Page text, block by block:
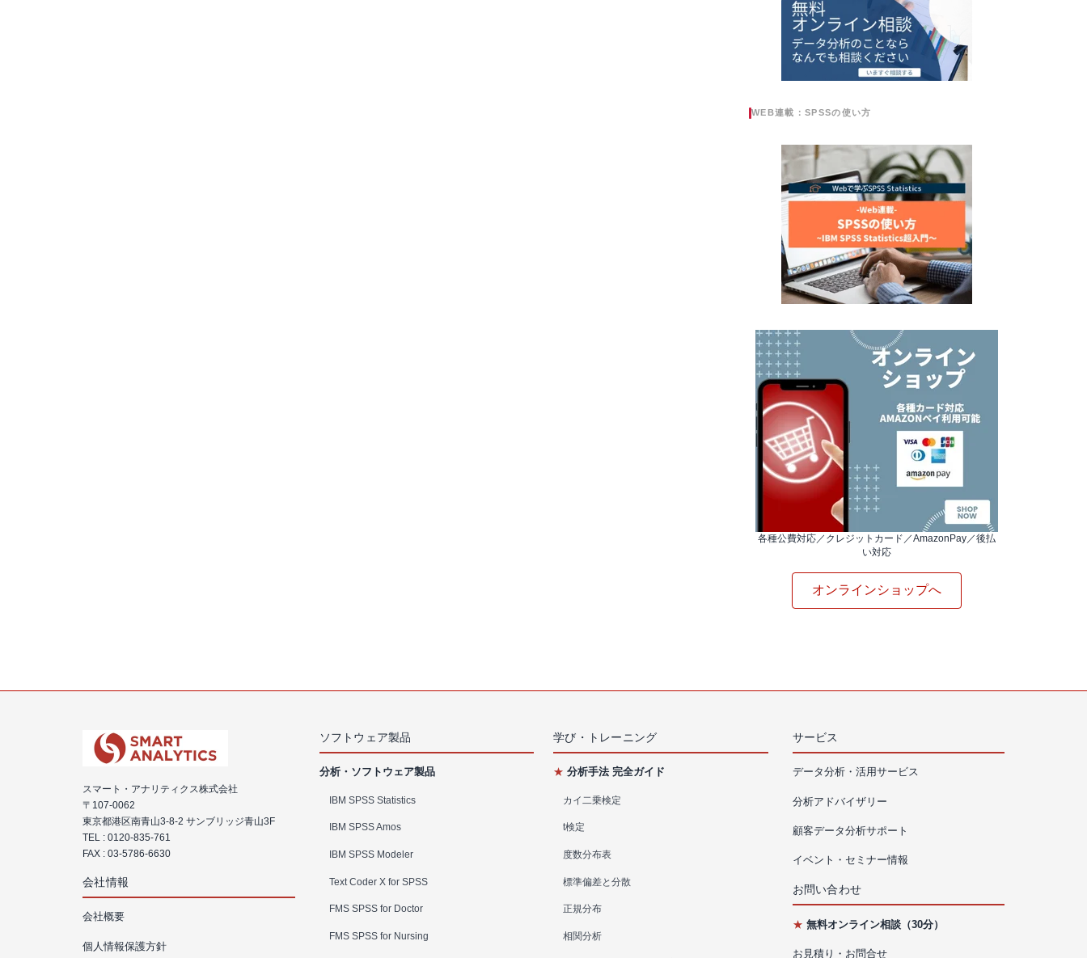
WEB連載：SPSSの使い方
各種公費対応／クレジットカード／AmazonPay／後払
い対応
オンラインショップへ
スマート・アナリティクス株式会社
〒107-0062
東京都港区南青山3-8-2 サンブリッジ青山3F
TEL : 0120-835-761
FAX : 03-5786-6630
会社情報
会社概要
個人情報保護方針
ソフトウェア製品
分析・ソフトウェア製品
IBM SPSS Statistics
IBM SPSS Amos
IBM SPSS Modeler
Text Coder X for SPSS
FMS SPSS for Doctor
FMS SPSS for Nursing
学び・トレーニング
★ 分析手法 完全ガイド
カイ二乗検定
t検定
度数分布表
標準偏差と分散
正規分布
相関分析
サービス
データ分析・活用サービス
分析アドバイザリー
顧客データ分析サポート
イベント・セミナー情報
お問い合わせ
★ 無料オンライン相談（30分）
お見積り・お問合せ